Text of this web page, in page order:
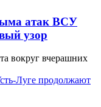
атак ВСУ
узор
вокруг вчерашних